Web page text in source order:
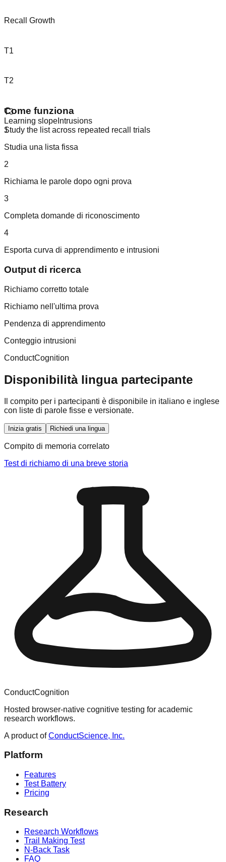
Recall Growth
T1
T 2
T3
Learning slopeIntrusions
Come funziona
1
Studia una lista fissa
2
Richiama le parole dopo ogni prova
3
Completa domande di riconoscimento
4
Esporta curva di apprendimento e intrusioni
Output di ricerca
Richiamo corretto totale
Richiamo nell'ultima prova
Pendenza di apprendimento
Conteggio intrusioni
ConductCognition
Disponibilità lingua partecipante
Il compito per i partecipanti è disponibile in italiano e inglese
con liste di parole fisse e versionate.
Inizia gratis Richiedi una lingua
Compito di memoria correlato
Test di richiamo di una breve storia
ConductCognition
Hosted browser-native cognitive testing for academic
research workflows.
A product of ConductScience, Inc.
Platform
Features
Test Battery
Pricing
Research
Research Workflows
Trail Making Test
N-Back Task
FAQ